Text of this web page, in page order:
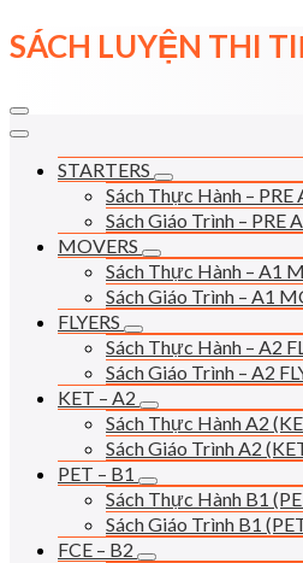
Skip
to
SÁCH LUYỆN THI
STARTERS
Sách Thực Hành – PRE
Sách Giáo Trình – PRE
MOVERS
Sách Thực Hành – A1
Sách Giáo Trình – A1
FLYERS
Sách Thực Hành – A2
Sách Giáo Trình – A2
KET – A2
Sách Thực Hành A2
Sách Giáo Trình A2
PET – B1
Sách Thực Hành B1
Sách Giáo Trình B1
FCE – B2